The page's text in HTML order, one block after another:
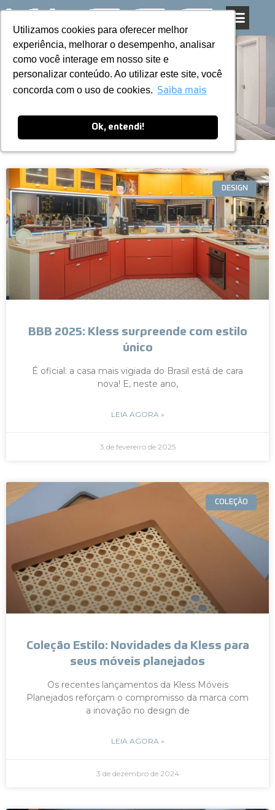
Utilizamos cookies para oferecer melhor
experiência, melhorar o desempenho, analisar
como você interage em nosso site e
personalizar conteúdo. Ao utilizar este site, você
concorda com o uso de cookies. Saiba mais
Ok, entendi!
Utilizamos cookies para oferecer melhor
experiência, melhorar o desempenho, analisar
como você interage em nosso site e
personalizar conteúdo. Ao utilizar este site, você
concorda com o uso de cookies. Saiba mais
Ok, entendi!
Pular
para
o
conteúdo
Blog
DESIGN
BBB 2025: Kless surpreende com estilo
único
É oficial: a casa mais vigiada do Brasil está de cara
nova! E, neste ano,
LEIA AGORA »
3 de fevereiro de 2025
COLEÇÃO
Coleção Estilo: Novidades da Kless para
seus móveis planejados
Os recentes lançamentos da Kless Móveis
Planejados reforçam o compromisso da marca com
a inovação no design de
LEIA AGORA »
3 de dezembro de 2024